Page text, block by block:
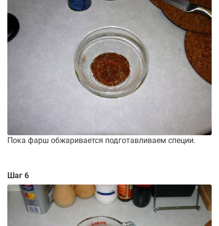
Пока фарш обжаривается подготавливаем специи.
Шаг 6